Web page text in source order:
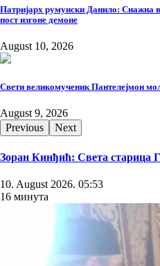
Патријарх румунски Данило: Снажна
пост изгоне демоне
August 10, 2026
Свети великомученик Пантелејмон
August 9, 2026
Previous
Next
Зоран Кинђић: Света старица
10. August 2026. 05:53
16 минута